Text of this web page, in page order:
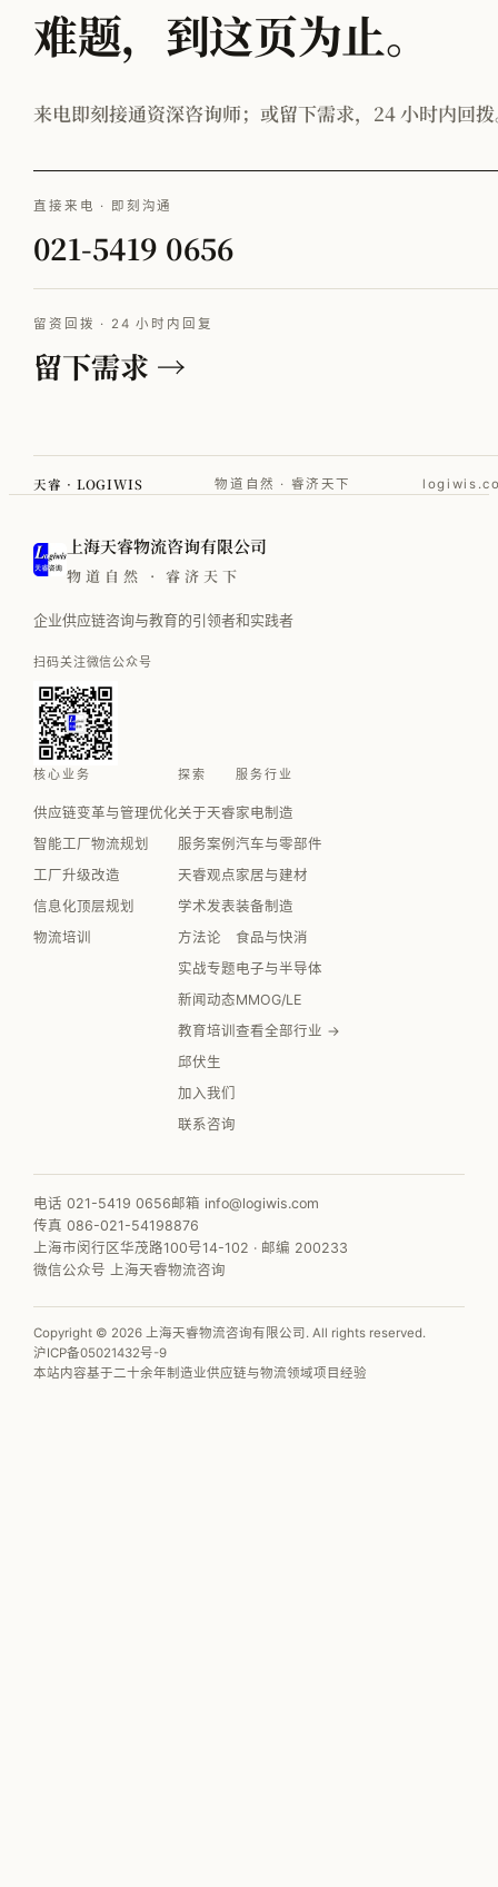
难题，到这页为止。
来电即刻接通资深咨询师；或留下需求，24 小时内回
直接来电 · 即刻沟通
021-5419 0656
留资回拨 · 24 小时内回复
留下需求 →
天睿 · LOGIWIS 物道自然 · 睿济天下
上海天睿物流咨询有限公司
物道自然 · 睿济天下
企业供应链咨询与教育的引领者和实践者
扫码关注微信公众号
核心业务
供应链变革与管理优化
智能工厂物流规划
工厂升级改造
信息化顶层规划
物流培训
探索
关于天睿
服务案例
天睿观点
学术发表
方法论
实战专题
新闻动态
教育培训
邱伏生
加入我们
联系咨询
服务行业
家电制造
汽车与零部件
家居与建材
装备制造
食品与快消
电子与半导体
MMOG/LE
查看全部行业 →
电话 021-5419 0656邮箱 info@logiwis.com
传真 086-021-54198876
上海市闵行区华茂路100号14-102 · 邮编 200233
微信公众号 上海天睿物流咨询
Copyright © 2026 上海天睿物流咨询有限公司. All rights reserved.
沪ICP备05021432号-9
本站内容基于二十余年制造业供应链与物流领域项目经验